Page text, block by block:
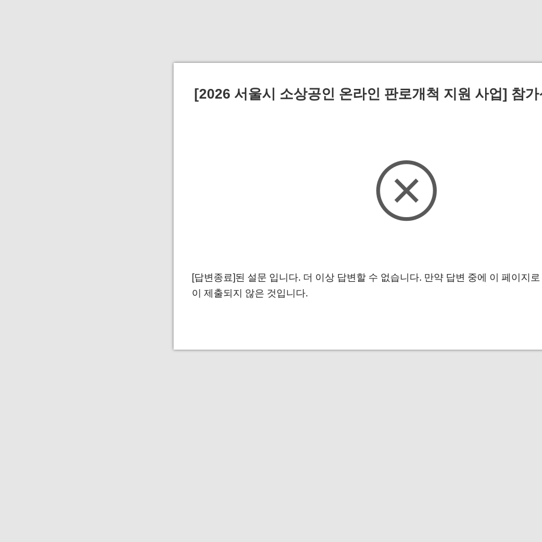
[2026 서울시 소상공인 온라인 판로개척 지원 사업] 참
[답변종료]된 설문 입니다. 더 이상 답변할 수 없습니다. 만약 답변 중에 이 페이지
이 제출되지 않은 것입니다.